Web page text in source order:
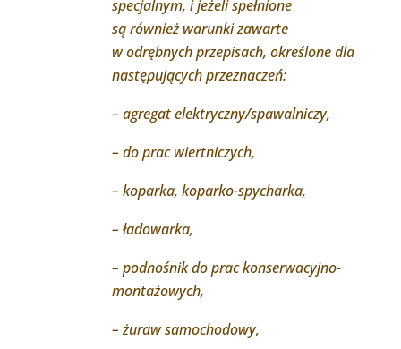
specjalnym, i jeżeli spełnione
są również warunki zawarte
w odrębnych przepisach, określone dla
następujących przeznaczeń:
– agregat elektryczny/spawalniczy,
– do prac wiertniczych,
– koparka, koparko-spycharka,
– ładowarka,
– podnośnik do prac konserwacyjno-
montażowych,
– żuraw samochodowy,